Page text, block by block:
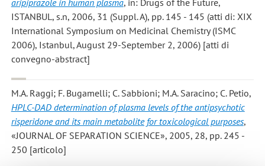
ISTANBUL, s.n, 2006, 31 (Suppl. A), pp. 145 - 145 (atti di: XIX
International Symposium on Medicinal Chemistry (ISMC
2006), Istanbul, August 29-September 2, 2006) [atti di
convegno-abstract]
M.A. Raggi; F. Bugamelli; C. Sabbioni; M.A. Saracino; C. Petio,
HPLC-DAD determination of plasma levels of the antipsychotic
risperidone and its main metabolite for toxicological purposes,
«JOURNAL OF SEPARATION SCIENCE», 2005, 28, pp. 245 -
250 [articolo]